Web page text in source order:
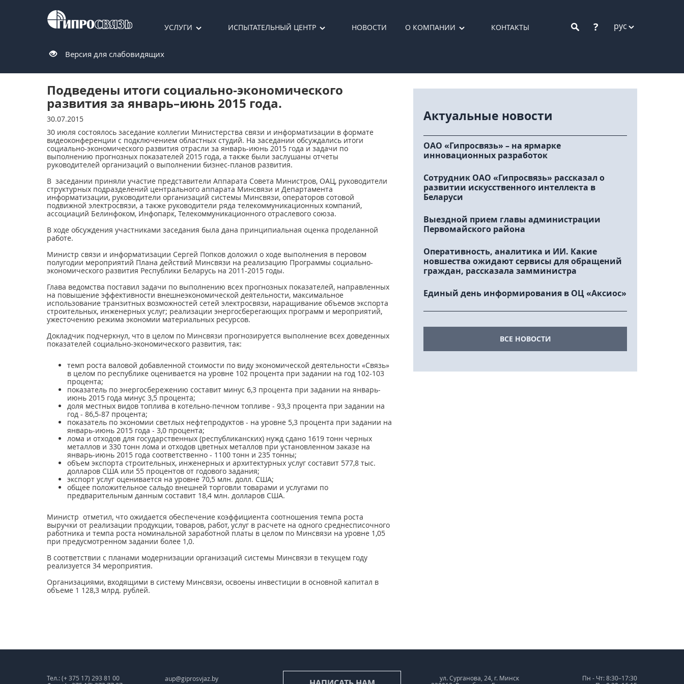
УСЛУГИ ИСПЫТАТЕЛЬНЫЙ ЦЕНТР НОВОСТИ О КОМПАНИИ КОНТАКТЫ ? рус
Версия для слабовидящих
Подведены итоги социально-экономического
развития за январь–июнь 2015 года.
30.07.2015
30 июля состоялось заседание коллегии Министерства связи и информатизации в формате
видеоконференции с подключением областных студий. На заседании обсуждались итоги
социально-экономического развития отрасли за январь-июнь 2015 года и задачи по
выполнению прогнозных показателей 2015 года, а также были заслушаны отчеты
руководителей организаций о выполнении бизнес-планов развития.
В заседании приняли участие представители Аппарата Совета Министров, ОАЦ, руководители
структурных подразделений центрального аппарата Минсвязи и Департамента
информатизации, руководители организаций системы Минсвязи, операторов сотовой
подвижной электросвязи, а также руководители ряда телекоммуникационных компаний,
ассоциаций Белинфоком, Инфопарк, Телекоммуникационного отраслевого союза.
В ходе обсуждения участниками заседания была дана принципиальная оценка проделанной
работе.
Министр связи и информатизации Сергей Попков доложил о ходе выполнения в перовом
полугодии мероприятий Плана действий Минсвязи на реализацию Программы социально-
экономического развития Республики Беларусь на 2011-2015 годы.
Глава ведомства поставил задачи по выполнению всех прогнозных показателей, направленных
на повышение эффективности внешнеэкономической деятельности, максимальное
использование транзитных возможностей сетей электросвязи, наращивание объемов экспорта
строительных, инженерных услуг; реализации энергосберегающих программ и мероприятий,
ужесточению режима экономии материальных ресурсов.
Докладчик подчеркнул, что в целом по Минсвязи прогнозируется выполнение всех доведенных
показателей социально-экономического развития, так:
темп роста валовой добавленной стоимости по виду экономической деятельности «Связь»
в целом по республике оценивается на уровне 102 процента при задании на год 102-103
процента;
показатель по энергосбережению составит минус 6,3 процента при задании на январь-
июнь 2015 года минус 3,5 процента;
доля местных видов топлива в котельно-печном топливе - 93,3 процента при задании на
год - 86,5-87 процента;
показатель по экономии светлых нефтепродуктов - на уровне 5,3 процента при задании на
январь-июнь 2015 года - 3,0 процента;
лома и отходов для государственных (республиканских) нужд сдано 1619 тонн черных
металлов и 330 тонн лома и отходов цветных металлов при установленном заказе на
январь-июнь 2015 года соответственно - 1100 тонн и 235 тонны;
объем экспорта строительных, инженерных и архитектурных услуг составит 577,8 тыс.
долларов США или 55 процентов от годового задания;
экспорт услуг оценивается на уровне 70,5 млн. долл. США;
общее положительное сальдо внешней торговли товарами и услугами по
предварительным данным составит 18,4 млн. долларов США.
Министр отметил, что ожидается обеспечение коэффициента соотношения темпа роста
выручки от реализации продукции, товаров, работ, услуг в расчете на одного среднесписочного
работника и темпа роста номинальной заработной платы в целом по Минсвязи на уровне 1,05
при предусмотренном задании более 1,0.
В соответствии с планами модернизации организаций системы Минсвязи в текущем году
реализуется 34 мероприятия.
Организациями, входящими в систему Минсвязи, освоены инвестиции в основной капитал в
объеме 1 128,3 млрд. рублей.
Актуальные новости
ОАО «Гипросвязь» – на ярмарке
инновационных разработок
Сотрудник ОАО «Гипросвязь» рассказал о
развитии искусственного интеллекта в
Беларуси
Выездной прием главы администрации
Первомайского района
Оперативность, аналитика и ИИ. Какие
новшества ожидают сервисы для обращений
граждан, рассказала замминистра
Единый день информирования в ОЦ «Аксиос»
ВСЕ НОВОСТИ
Тел.: (+ 375 17) 293 81 00
aup@giprosvjaz.by
ул. Сурганова, 24, г. Минск
Пн - Чт: 8:30–17:30